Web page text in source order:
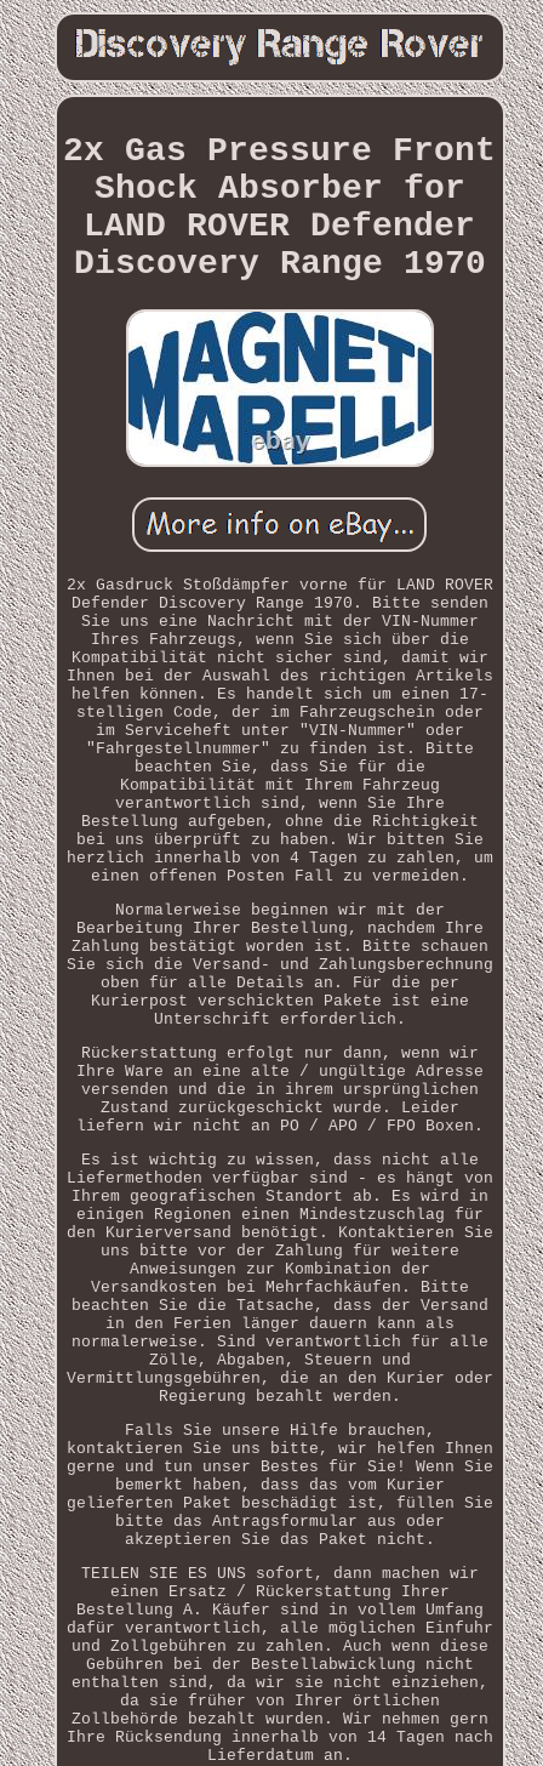
2x Gas Pressure Front
Shock Absorber for
LAND ROVER Defender
Discovery Range 1970
2x Gasdruck Stoßdämpfer vorne für LAND ROVER
Defender Discovery Range 1970. Bitte senden
Sie uns eine Nachricht mit der VIN-Nummer
Ihres Fahrzeugs, wenn Sie sich über die
Kompatibilität nicht sicher sind, damit wir
Ihnen bei der Auswahl des richtigen Artikels
helfen können. Es handelt sich um einen 17-
stelligen Code, der im Fahrzeugschein oder
im Serviceheft unter "VIN-Nummer" oder
"Fahrgestellnummer" zu finden ist. Bitte
beachten Sie, dass Sie für die
Kompatibilität mit Ihrem Fahrzeug
verantwortlich sind, wenn Sie Ihre
Bestellung aufgeben, ohne die Richtigkeit
bei uns überprüft zu haben. Wir bitten Sie
herzlich innerhalb von 4 Tagen zu zahlen, um
einen offenen Posten Fall zu vermeiden.
Normalerweise beginnen wir mit der
Bearbeitung Ihrer Bestellung, nachdem Ihre
Zahlung bestätigt worden ist. Bitte schauen
Sie sich die Versand- und Zahlungsberechnung
oben für alle Details an. Für die per
Kurierpost verschickten Pakete ist eine
Unterschrift erforderlich.
Rückerstattung erfolgt nur dann, wenn wir
Ihre Ware an eine alte / ungültige Adresse
versenden und die in ihrem ursprünglichen
Zustand zurückgeschickt wurde. Leider
liefern wir nicht an PO / APO / FPO Boxen.
Es ist wichtig zu wissen, dass nicht alle
Liefermethoden verfügbar sind - es hängt von
Ihrem geografischen Standort ab. Es wird in
einigen Regionen einen Mindestzuschlag für
den Kurierversand benötigt. Kontaktieren Sie
uns bitte vor der Zahlung für weitere
Anweisungen zur Kombination der
Versandkosten bei Mehrfachkäufen. Bitte
beachten Sie die Tatsache, dass der Versand
in den Ferien länger dauern kann als
normalerweise. Sind verantwortlich für alle
Zölle, Abgaben, Steuern und
Vermittlungsgebühren, die an den Kurier oder
Regierung bezahlt werden.
Falls Sie unsere Hilfe brauchen,
kontaktieren Sie uns bitte, wir helfen Ihnen
gerne und tun unser Bestes für Sie! Wenn Sie
bemerkt haben, dass das vom Kurier
gelieferten Paket beschädigt ist, füllen Sie
bitte das Antragsformular aus oder
akzeptieren Sie das Paket nicht.
TEILEN SIE ES UNS sofort, dann machen wir
einen Ersatz / Rückerstattung Ihrer
Bestellung A. Käufer sind in vollem Umfang
dafür verantwortlich, alle möglichen Einfuhr
und Zollgebühren zu zahlen. Auch wenn diese
Gebühren bei der Bestellabwicklung nicht
enthalten sind, da wir sie nicht einziehen,
da sie früher von Ihrer örtlichen
Zollbehörde bezahlt wurden. Wir nehmen gern
Ihre Rücksendung innerhalb von 14 Tagen nach
Lieferdatum an.